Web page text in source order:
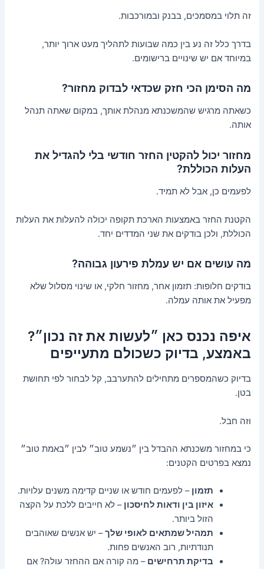
זה תלוי במסמכים, בבנק ובמורכבות.
בדרך כלל זה נע בין כמה שבועות לתהליך מעט ארוך יותר,
במיוחד אם יש שינויים ברישומים.
מה הסימן הכי חזק שכדאי לבדוק מחזור?
כשאתה מרגיש שהמשכנתא מנהלת אותך, במקום שאתה תנהל
אותה.
מחזור יכול להקטין החזר חודשי בלי להגדיל את
העלות הכוללת?
לפעמים כן, אבל לא תמיד.
הקטנת החזר באמצעות הארכת תקופה יכולה להעלות את העלות
הכוללת, ולכן בודקים את שני המדדים יחד.
מה עושים אם יש עמלת פירעון גבוהה?
בודקים חלופות: תזמון אחר, מחזור חלקי, או שינוי מסלול שלא
מפעיל את אותה עמלה.
איפה נכנס כאן ״לעשות את זה נכון״?
באמצע, בדיוק כשכולם מתעייפים
בדיוק כשהמספרים מתחילים להתערבב, קל לבחור לפי תחושת
בטן.
וזה חבל.
כי במחזור משכנתא ההבדל בין ״נשמע טוב״ לבין ״באמת טוב״
נמצא בפרטים הקטנים:
תזמון – לפעמים חודש או שניים קדימה משנים עלויות.
איזון בין ודאות לחיסכון – לא חייבים ללכת על הקצה
הזול ביותר.
תמהיל שמתאים לאופי שלך– יש אנשים שאוהבים
תנודתיות, רוב האנשים פחות.
בדיקת תרחישים – מה קורה אם ההחזר עולה? אם